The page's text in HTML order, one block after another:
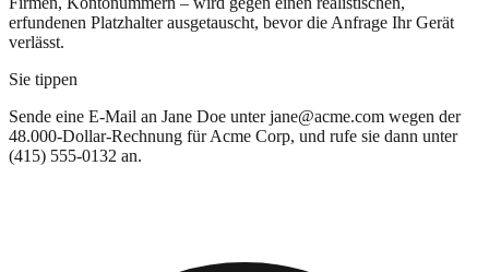
erfundenen Platzhalter ausgetauscht, bevor die Anfrage Ihr Gerät
verlässt.
Sie tippen
Sende eine E-Mail an Jane Doe unterjane@acme.com wegen der
48.000-Dollar-Rechnung fürAcme Corp, und rufe sie dann unter
(415) 555-0132 an.